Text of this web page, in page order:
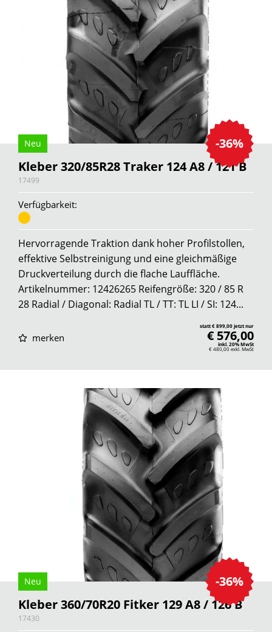
-36%
Neu
Kleber 320/85R28 Traker 124 A8 / 121 B
17499
Verfügbarkeit:
Hervorragende Traktion dank hoher Profilstollen,
effektive Selbstreinigung und eine gleichmäßige
Druckverteilung durch die flache Lauffläche.
Artikelnummer: 12426265 Reifengröße: 320 / 85 R
28 Radial / Diagonal: Radial TL / TT: TL LI / SI: 124...
merken
statt € 899,00 jetzt nur
€ 576,00
inkl. 20% MwSt
€ 480,00exkl. MwSt
-36%
Neu
Kleber 360/70R20 Fitker 129 A8 / 126 B
17430